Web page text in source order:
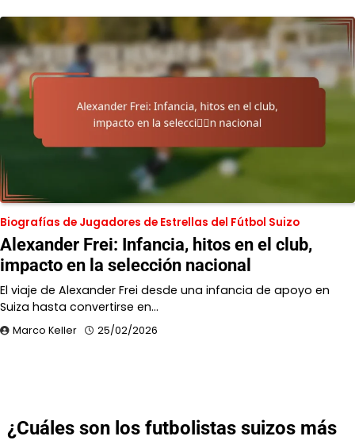
Biografías de Jugadores de Estrellas del Fútbol Suizo
Alexander Frei: Infancia, hitos en el club,
impacto en la selección nacional
El viaje de Alexander Frei desde una infancia de apoyo en
Suiza hasta convertirse en…
Marco Keller 25/02/2026
¿Cuáles son los futbolistas suizos más